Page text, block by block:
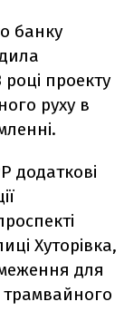
банку
проекту
руху в
додаткові
Хуторівка,
для
трамвайного